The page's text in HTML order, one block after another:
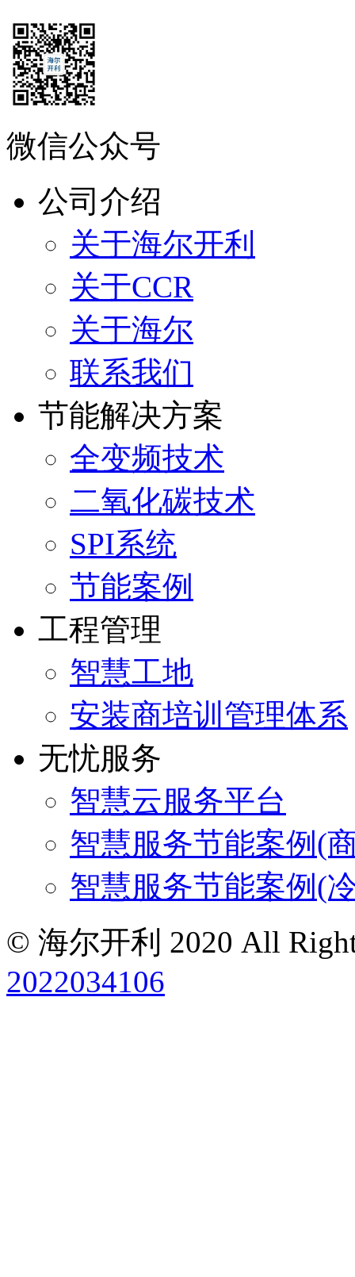
微信公众号
公司介绍
关于海尔开利
关于CCR
关于海尔
联系我们
节能解决方案
全变频技术
二氧化碳技术
SPI系统
节能案例
工程管理
智慧工地
安装商培训管理体系
无忧服务
智慧云服务平台
智慧服务节能案例(
智慧服务节能案例(
© 海尔开利 2020 All
2022034106